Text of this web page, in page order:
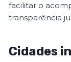
facilitar o
transparência
Cidades